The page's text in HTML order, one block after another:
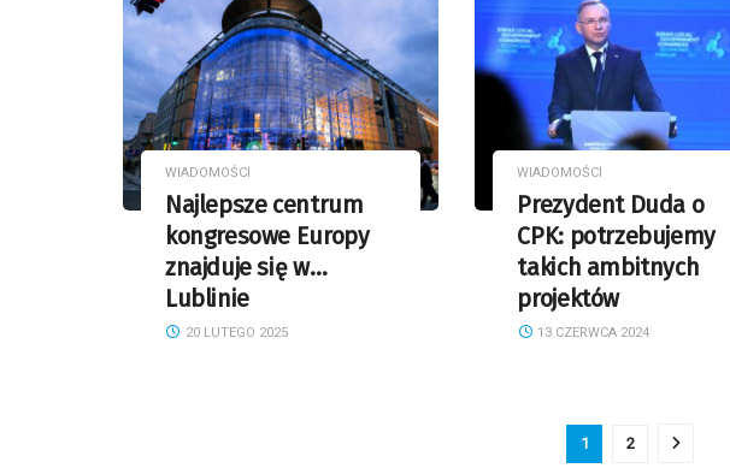
WIADOMOŚCI
Najlepsze centrum
kongresowe Europy
znajduje się w…
Lublinie
20 LUTEGO 2025
WIADOMOŚCI
Prezydent Duda o
CPK: potrzebujemy
takich ambitnych
projektów
13 CZERWCA 2024
1 2